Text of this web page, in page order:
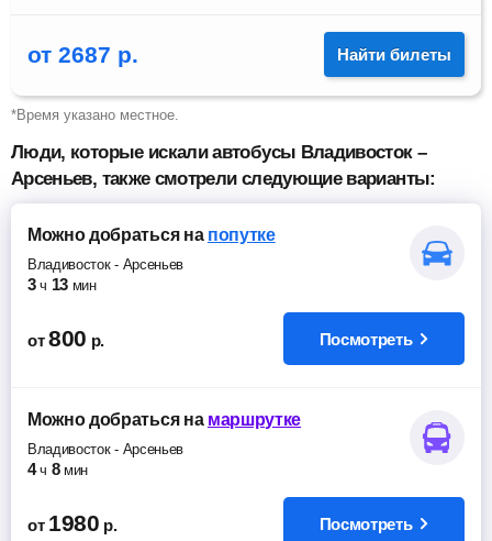
от 2687 р. Найти билеты
*Время указано местное.
Люди, которые искали автобусы Владивосток –
Арсеньев, также смотрели следующие варианты:
Можно добратьсяна попутке
Владивосток- Арсеньев
3 ч 13 мин
от 800 р. Посмотреть
Можно добратьсяна маршрутке
Владивосток- Арсеньев
4 ч 8 мин
от 1980 р. Посмотреть